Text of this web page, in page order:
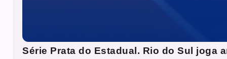
Série Prata do Estadual. Rio do Sul joga